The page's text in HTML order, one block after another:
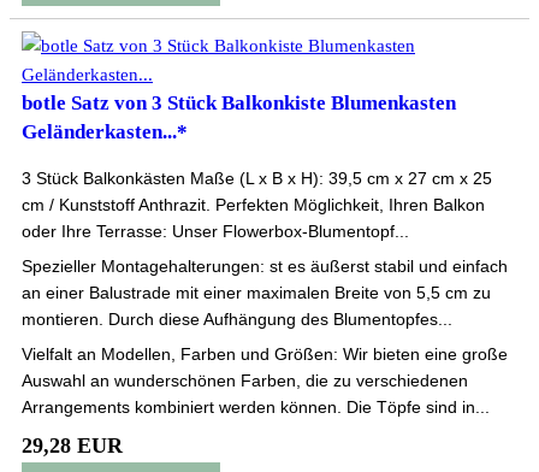
botle Satz von 3 Stück Balkonkiste Blumenkasten
Geländerkasten...*
3 Stück Balkonkästen Maße (L x B x H): 39,5 cm x 27 cm x 25
cm / Kunststoff Anthrazit. Perfekten Möglichkeit, Ihren Balkon
oder Ihre Terrasse: Unser Flowerbox-Blumentopf...
Spezieller Montagehalterungen: st es äußerst stabil und einfach
an einer Balustrade mit einer maximalen Breite von 5,5 cm zu
montieren. Durch diese Aufhängung des Blumentopfes...
Vielfalt an Modellen, Farben und Größen: Wir bieten eine große
Auswahl an wunderschönen Farben, die zu verschiedenen
Arrangements kombiniert werden können. Die Töpfe sind in...
29,28 EUR